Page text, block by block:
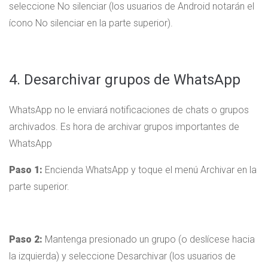
seleccione No silenciar (los usuarios de Android notarán el
ícono No silenciar en la parte superior).
4. Desarchivar grupos de WhatsApp
WhatsApp no ​​le enviará notificaciones de chats o grupos
archivados. Es hora de archivar grupos importantes de
WhatsApp
Paso 1: Encienda WhatsApp y toque el menú Archivar en la
parte superior.
Paso 2: Mantenga presionado un grupo (o deslícese hacia
la izquierda) y seleccione Desarchivar (los usuarios de